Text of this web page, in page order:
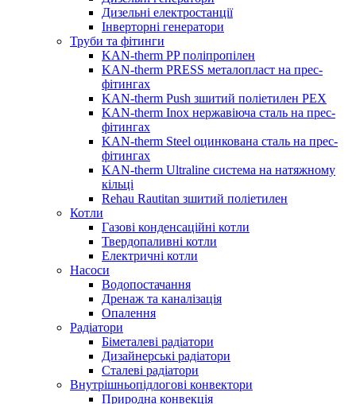
Дизельні електростанції
Інверторні генератори
Труби та фітинги
KAN-therm PP поліпропілен
KAN-therm PRESS металопласт на прес-
фітингах
KAN-therm Push зшитий поліетилен PEX
KAN-therm Inox нержавіюча сталь на прес-
фітингах
KAN-therm Steel оцинкована сталь на прес-
фітингах
KAN-therm Ultraline система на натяжному
кільці
Rehau Rautitan зшитий поліетилен
Котли
Газові конденсаційні котли
Твердопаливні котли
Електричні котли
Насоси
Водопостачання
Дренаж та каналізація
Опалення
Радіатори
Біметалеві радіатори
Дизайнерські радіатори
Сталеві радіатори
Внутрішньопідлогові конвектори
Природна конвекція